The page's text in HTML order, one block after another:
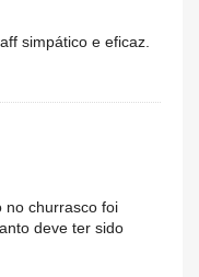
simpático e eficaz.
no churrasco foi
deve ter sido